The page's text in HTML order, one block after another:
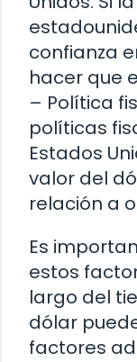
confianza
hacer que
– Política
políticas
Estados
valor del
relación a
Es
estos
largo del
dólar
factores